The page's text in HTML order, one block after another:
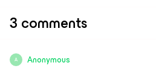
3 comments
A Anonymous